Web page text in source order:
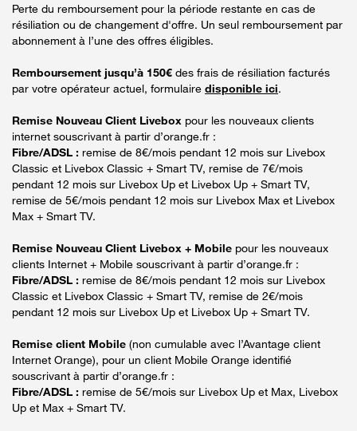
Perte du remboursement pour la période restante en cas de
résiliation ou de changement d'offre. Un seul remboursement par
abonnement à l’une des offres éligibles.
Remboursement jusqu’à 150€ des frais de résiliation facturés
par votre opérateur actuel, formulaire disponible ici.
Remise Nouveau Client Livebox pour les nouveaux clients
internet souscrivant à partir d’orange.fr :
Fibre/ADSL : remise de 8€/mois pendant 12 mois sur Livebox
Classic et Livebox Classic + Smart TV, remise de 7€/mois
pendant 12 mois sur Livebox Up et Livebox Up + Smart TV,
remise de 5€/mois pendant 12 mois sur Livebox Max et Livebox
Max + Smart TV.
Remise Nouveau Client Livebox + Mobile pour les nouveaux
clients Internet + Mobile souscrivant à partir d’orange.fr :
Fibre/ADSL : remise de 8€/mois pendant 12 mois sur Livebox
Classic et Livebox Classic + Smart TV, remise de 2€/mois
pendant 12 mois sur Livebox Up et Livebox Up + Smart TV.
Remise client Mobile (non cumulable avec l’Avantage client
Internet Orange), pour un client Mobile Orange identifié
souscrivant à partir d’orange.fr :
Fibre/ADSL : remise de 5€/mois sur Livebox Up et Max, Livebox
Up et Max + Smart TV.